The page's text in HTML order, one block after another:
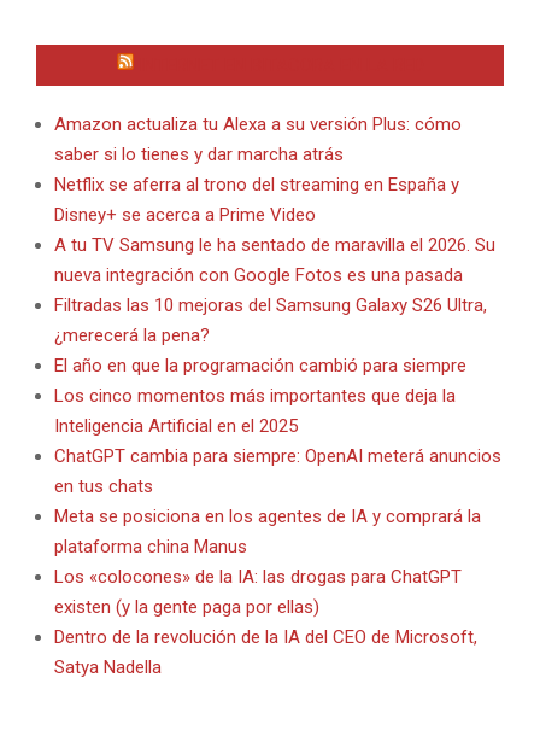
Amazon actualiza tu Alexa a su versión Plus: cómo
saber si lo tienes y dar marcha atrás
Netflix se aferra al trono del streaming en España y
Disney+ se acerca a Prime Video
A tu TV Samsung le ha sentado de maravilla el 2026. Su
nueva integración con Google Fotos es una pasada
Filtradas las 10 mejoras del Samsung Galaxy S26 Ultra,
¿merecerá la pena?
El año en que la programación cambió para siempre
Los cinco momentos más importantes que deja la
Inteligencia Artificial en el 2025
ChatGPT cambia para siempre: OpenAI meterá anuncios
en tus chats
Meta se posiciona en los agentes de IA y comprará la
plataforma china Manus
Los «colocones» de la IA: las drogas para ChatGPT
existen (y la gente paga por ellas)
Dentro de la revolución de la IA del CEO de Microsoft,
Satya Nadella